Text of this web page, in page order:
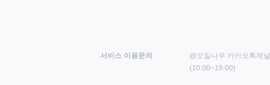
서비스 이용문의
@오일나우 카카오톡채널
(10:00~19:00)